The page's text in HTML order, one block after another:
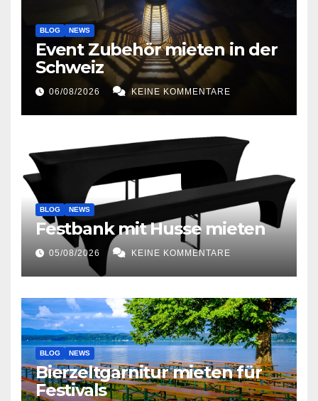
BLOG NEWS
Event Zubehör mieten in der
Schweiz
06/08/2026 KEINE KOMMENTARE
BLOG NEWS
Festbank mit Husse mieten
05/08/2026 KEINE KOMMENTARE
BLOG NEWS
Bierzeltgarnitur mieten für
Festivals